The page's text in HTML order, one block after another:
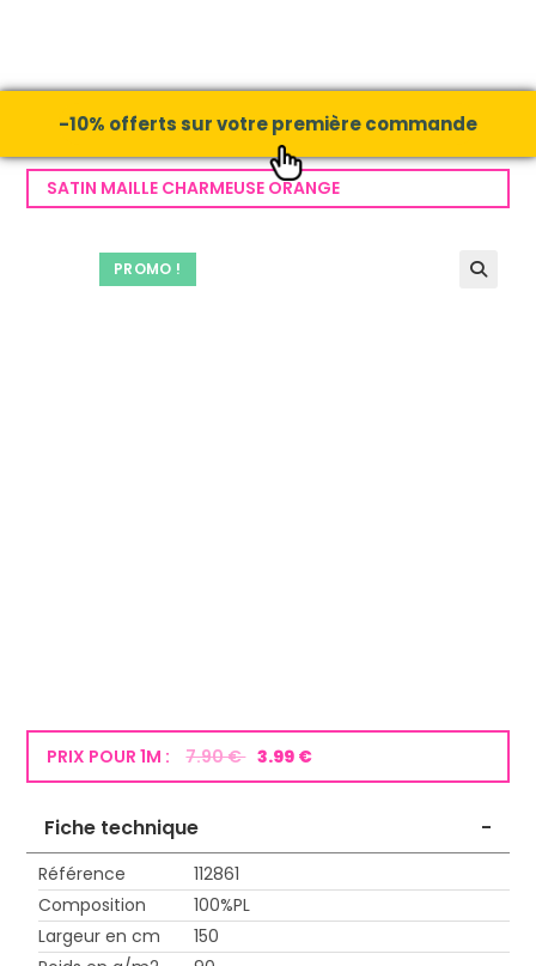
-10% offerts sur votre première commande
PROMO !
SATIN MAILLE CHARMEUSE ORANGE
PRIX POUR 1M : 7.90 € 3.99 €
Fiche technique -
Référence
112861
Composition
100%PL
Largeur en cm
150